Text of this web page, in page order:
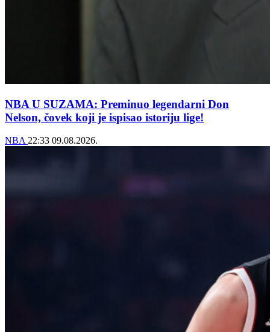
NBA U SUZAMA: Preminuo legendarni Don
Nelson, čovek koji je ispisao istoriju lige!
NBA 22:33 09.08.2026.